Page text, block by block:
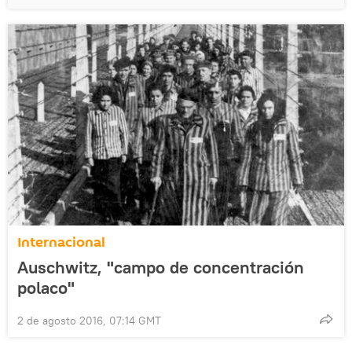
Internacional
Auschwitz, "campo de concentración
polaco"
2 de agosto 2016, 07:14 GMT